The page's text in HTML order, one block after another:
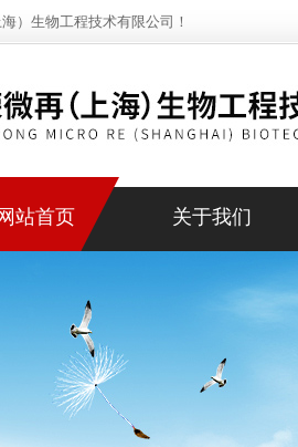
）生物工程技术有限公司！
网站首页 关于我们